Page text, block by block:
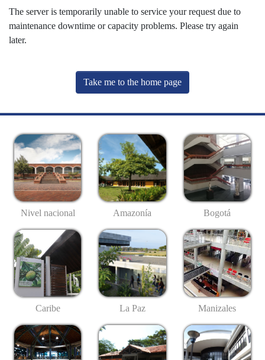
The server is temporarily unable to service your request due to
maintenance downtime or capacity problems. Please try again
later.
Take me to the home page
Nivel nacional Amazonía Bogotá
Caribe La Paz Manizales